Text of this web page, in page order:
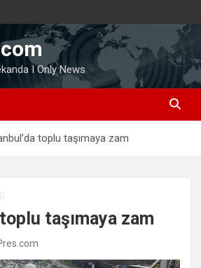
I Only News
toplu taşımaya zam
taşımaya zam